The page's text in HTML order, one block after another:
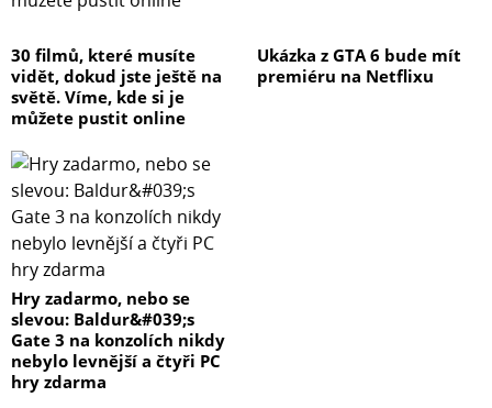
30 filmů, které musíte
vidět, dokud jste ještě na
světě. Víme, kde si je
můžete pustit online
Ukázka z GTA 6 bude mít
premiéru na Netflixu
Hry zadarmo, nebo se
slevou: Baldur&#039;s
Gate 3 na konzolích nikdy
nebylo levnější a čtyři PC
hry zdarma